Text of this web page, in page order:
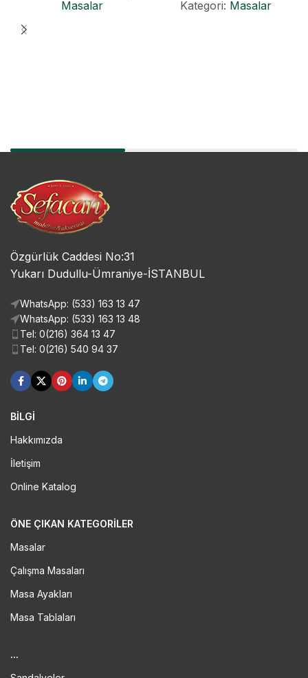
Masalar
Kategori: Masalar
Özgürlük Caddesi No:31
Yukarı Dudullu-Ümraniye-İSTANBUL
WhatsApp: (533) 163 13 47
WhatsApp: (533) 163 13 48
Tel: 0(216) 364 13 47
Tel: 0(216) 540 94 37
BİLGİ
Hakkımızda
İletişim
Online Katalog
ÖNE ÇIKAN KATEGORILER
Masalar
Çalışma Masaları
Masa Ayakları
Masa Tablaları
...